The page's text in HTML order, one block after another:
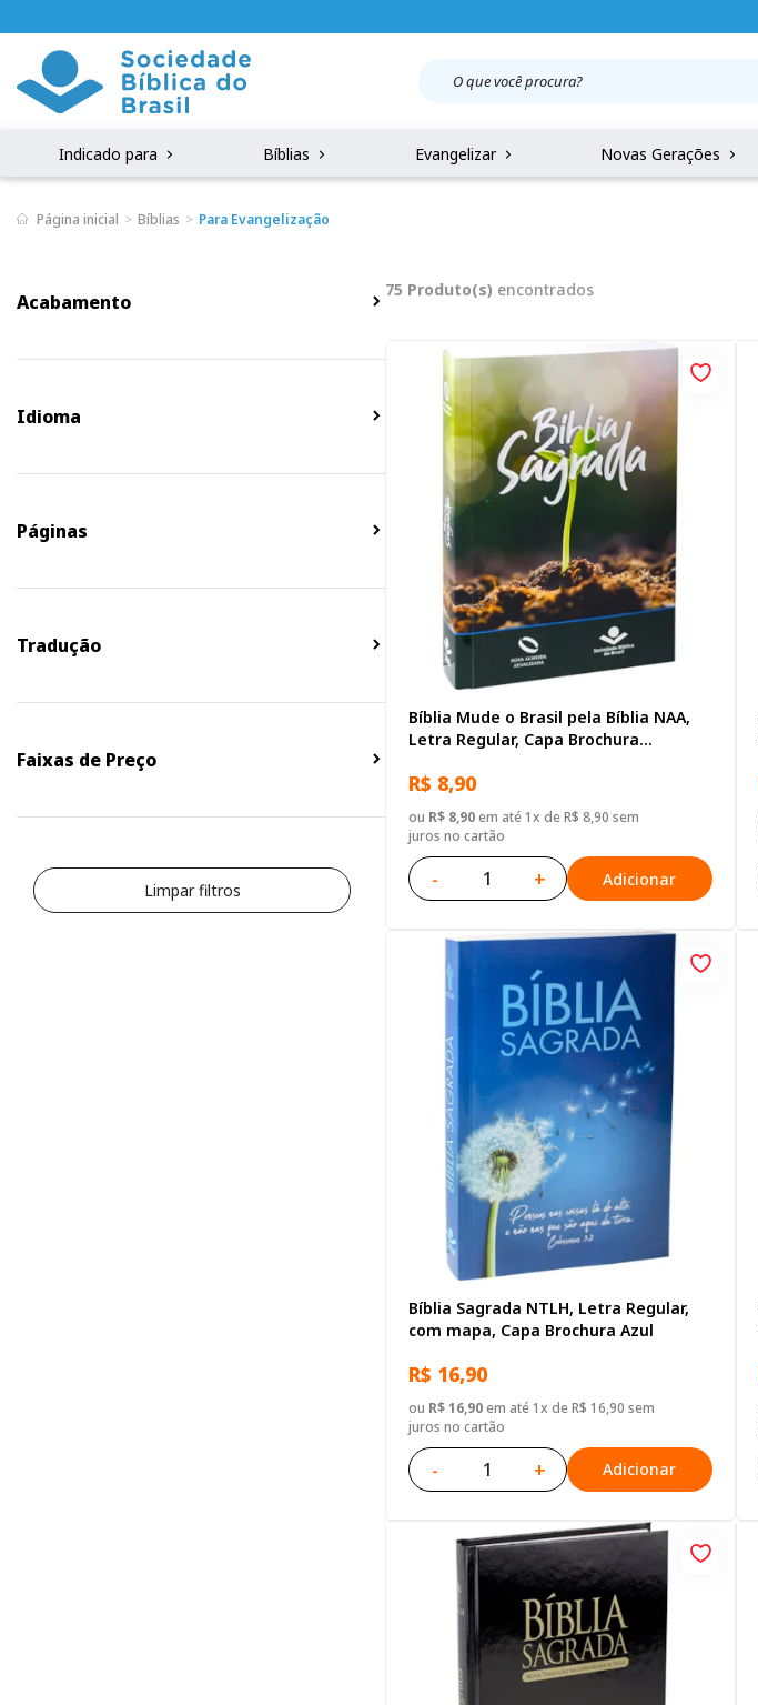
Indicado para Bíblias Evangelizar Novas Gerações
Página inicial Bíblias Para Evangelização
Acabamento
Idioma
Páginas
Tradução
Faixas de Preço
Limpar filtros
75 Produto(s) encontrados
Bíblia Mude o Brasil pela Bíblia NAA,
Letra Regular, Capa Brochura
R$ 8,90
ou R$ 8,90em até 1x de R$ 8,90 sem
juros no cartão
- + Adicionar
Bíblia Sagrada NTLH, Letra Regular,
com mapa, Capa Brochura Azul
R$ 16,90
ou R$ 16,90em até 1x de R$ 16,90 sem
juros no cartão
- + Adicionar